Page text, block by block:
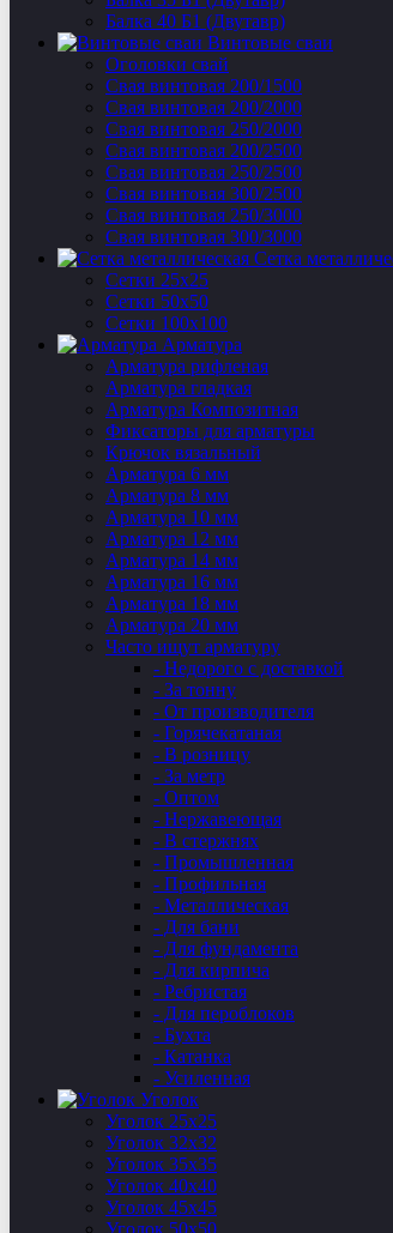
Балка 40 Б1 (Двутавр)
Винтовые сваи
Оголовки свай
Свая винтовая 200/1500
Свая винтовая 200/2000
Свая винтовая 250/2000
Свая винтовая 200/2500
Свая винтовая 250/2500
Свая винтовая 300/2500
Свая винтовая 250/3000
Свая винтовая 300/3000
Сетка
Сетки 25х25
Сетки 50х50
Сетки 100х100
Арматура
Арматура рифленая
Арматура гладкая
Арматура Композитная
Фиксаторы для арматуры
Крючок вязальный
Арматура 6 мм
Арматура 8 мм
Арматура 10 мм
Арматура 12 мм
Арматура 14 мм
Арматура 16 мм
Арматура 18 мм
Арматура 20 мм
Часто ищут арматуру
- Недорого с доставкой
- За тонну
- От производителя
- Горячекатаная
- В розницу
- За метр
- Оптом
- Нержавеющая
- В стержнях
- Промышленная
- Профильная
- Металлическая
- Для бани
- Для фундамента
- Для кирпича
- Ребристая
- Для пероблоков
- Бухта
- Катанка
- Усиленная
Уголок
Уголок 25х25
Уголок 32х32
Уголок 35х35
Уголок 40х40
Уголок 45х45
Уголок 50х50